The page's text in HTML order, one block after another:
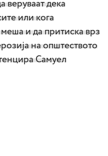
веруваат дека
или кога
и да притиска врз
на општеството
Самуел